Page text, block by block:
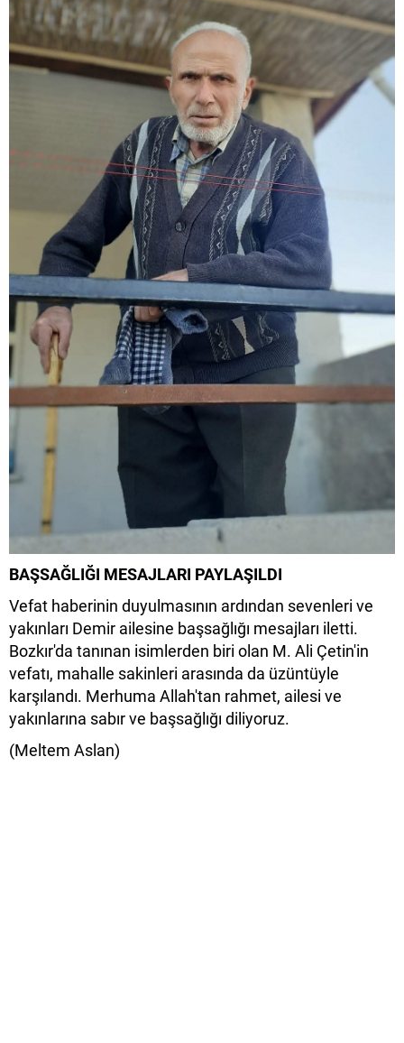
BAŞSAĞLIĞI MESAJLARI PAYLAŞILDI
Vefat haberinin duyulmasının ardından sevenleri ve
yakınları Demir ailesine başsağlığı mesajları iletti.
Bozkır'da tanınan isimlerden biri olan M. Ali Çetin'in
vefatı, mahalle sakinleri arasında da üzüntüyle
karşılandı. Merhuma Allah'tan rahmet, ailesi ve
yakınlarına sabır ve başsağlığı diliyoruz.
(Meltem Aslan)